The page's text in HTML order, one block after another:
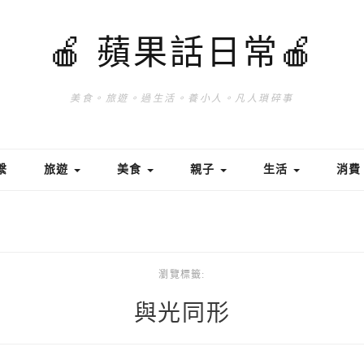
🍎 蘋果話日常🍎
美食。旅遊。過生活。養小人。凡人瑣碎事
旅遊 美食 親子 生活 消費
瀏覽標籤:
與光同形